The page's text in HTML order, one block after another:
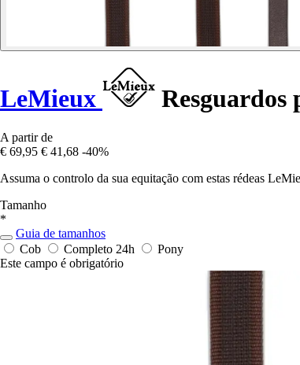
LeMieux Resguardos
A partir de
€ 69,95 € 41,68 -40%
Assuma o controlo da sua equitação com estas rédeas
Tamanho
*
Guia de tamanhos
Cob
Completo 24h
Pony
Este campo é obrigatório